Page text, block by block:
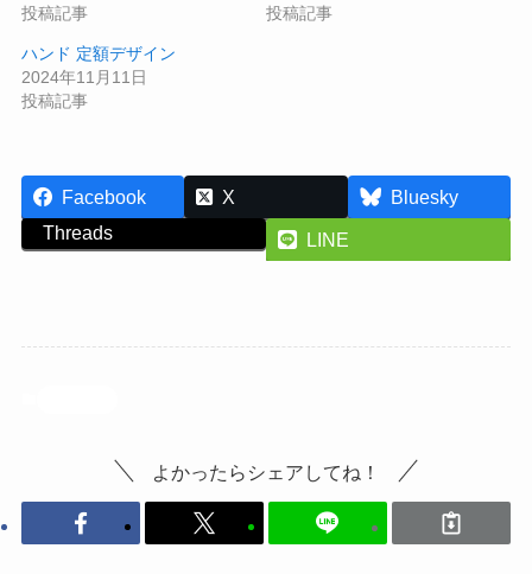
投稿記事
投稿記事
ハンド 定額デザイン
2024年11月11日
投稿記事
Facebook X
Bluesky
Threads
LINE
よかったらシェアしてね！